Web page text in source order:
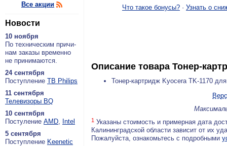
Все акции
Новости
10 ноября
По тех­ни­че­ским при­чи­
нам за­ка­зы вре­мен­но
не при­ни­ма­ют­ся.
24 сентября
По­ступ­ле­ние ТВ Philips
11 сентября
Теле­ви­зо­ры BQ
10 сентября
По­сту­ле­ние AMD, Intel
5 сентября
По­ступ­ле­ние Keenetic
Что такое бонусы? · Узнать о
Описание товара Тонер-
Тонер-картридж Kyocera TK-1170
1 Указаны стоимость и примерная дата
Калининградской области зависит от их
Пожалуйста, ознакомьтесь с подробными